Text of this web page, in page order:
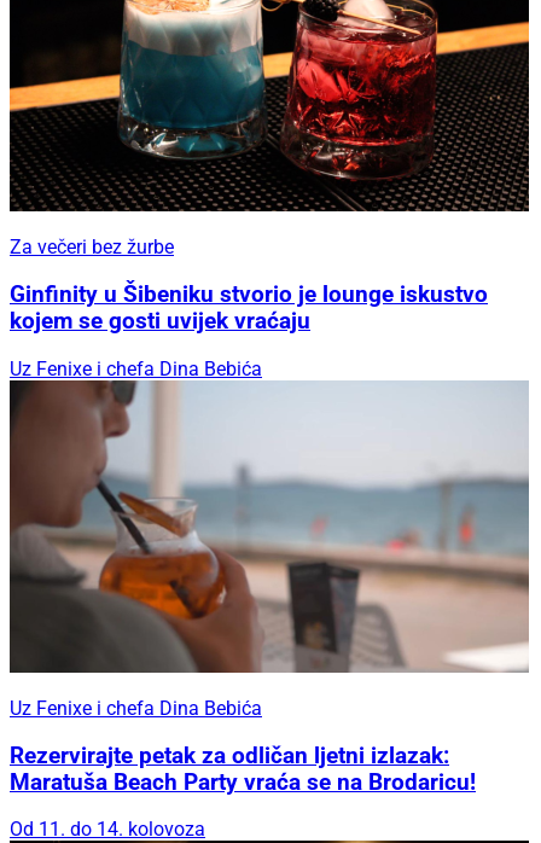
Za večeri bez žurbe
Ginfinity u Šibeniku stvorio je lounge iskustvo
kojem se gosti uvijek vraćaju
Uz Fenixe i chefa Dina Bebića
Uz Fenixe i chefa Dina Bebića
Rezervirajte petak za odličan ljetni izlazak:
Maratuša Beach Party vraća se na Brodaricu!
Od 11. do 14. kolovoza